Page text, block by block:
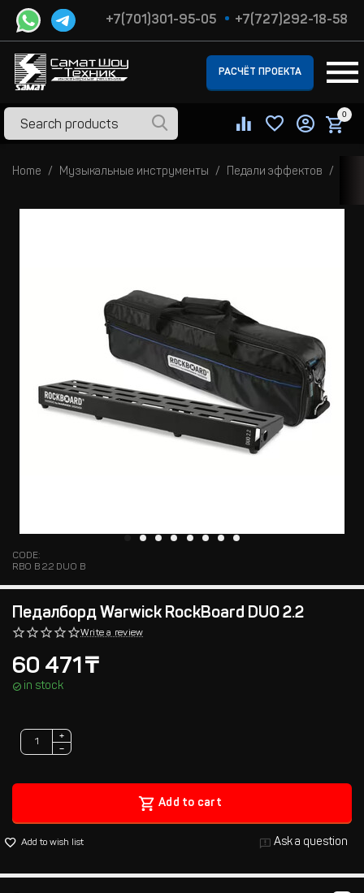
+7(701)301-95-05 +7(727)292-18-58
РАСЧЁТ ПРОЕКТА
0
Home Музыкальные инструменты Педали эффектов
CODE:
RBO B 2.2 DUO B
Педалборд Warwick RockBoard DUO 2.2
Write a review
60 471₸
in stock
+
−
Add to cart
Add to wish list Ask a question